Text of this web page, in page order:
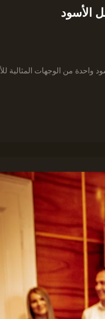
الأسود
واحدة من الوجهات المثالية